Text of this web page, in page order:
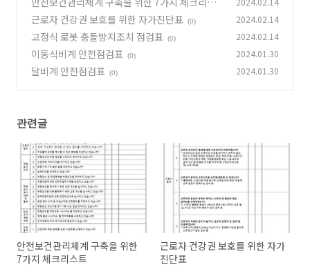
트
(0)
근로자 건강권 보호를 위한 자가진단표 (0) 2024.02.14
고정식 로봇 충돌방지조치 점검표 (0) 2024.02.14
이동식비계 안전점검표 (0) 2024.01.30
달비계 안전점검표 (0) 2024.01.30
관련글
안전보건관리체계 구축을 위한
7가지 체크리스트
근로자 건강권 보호를 위한 자가
진단표